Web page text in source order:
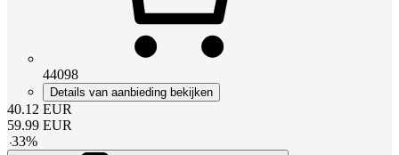
44098
Details van aanbieding bekijken
40.12 EUR
59.99 EUR
-33%